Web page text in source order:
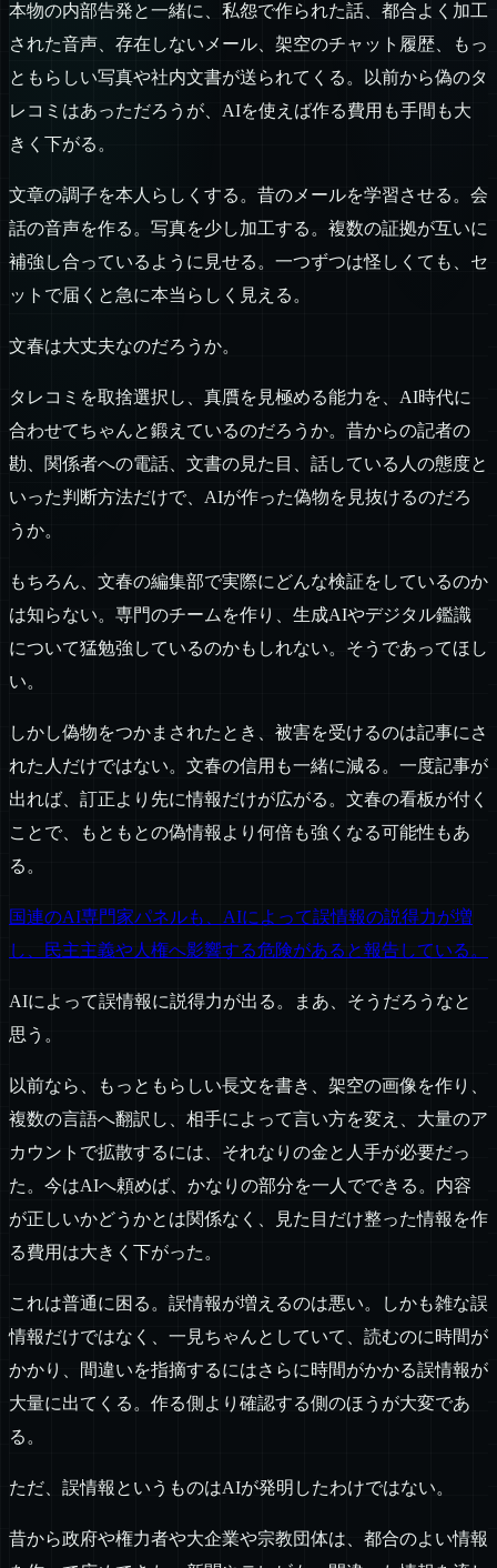
本物の内部告発と一緒に、私怨で作られた話、都合よく加工
された音声、存在しないメール、架空のチャット履歴、もっ
ともらしい写真や社内文書が送られてくる。以前から偽のタ
レコミはあっただろうが、AIを使えば作る費用も手間も大
きく下がる。
文章の調子を本人らしくする。昔のメールを学習させる。会
話の音声を作る。写真を少し加工する。複数の証拠が互いに
補強し合っているように見せる。一つずつは怪しくても、セ
ットで届くと急に本当らしく見える。
文春は大丈夫なのだろうか。
タレコミを取捨選択し、真贋を見極める能力を、AI時代に
合わせてちゃんと鍛えているのだろうか。昔からの記者の
勘、関係者への電話、文書の見た目、話している人の態度と
いった判断方法だけで、AIが作った偽物を見抜けるのだろ
うか。
もちろん、文春の編集部で実際にどんな検証をしているのか
は知らない。専門のチームを作り、生成AIやデジタル鑑識
について猛勉強しているのかもしれない。そうであってほし
い。
しかし偽物をつかまされたとき、被害を受けるのは記事にさ
れた人だけではない。文春の信用も一緒に減る。一度記事が
出れば、訂正より先に情報だけが広がる。文春の看板が付く
ことで、もともとの偽情報より何倍も強くなる可能性もあ
る。
国連のAI専門家パネルも、AIによって誤情報の説得力が増
し、民主主義や人権へ影響する危険があると報告している。
AIによって誤情報に説得力が出る。まあ、そうだろうなと
思う。
以前なら、もっともらしい長文を書き、架空の画像を作り、
複数の言語へ翻訳し、相手によって言い方を変え、大量のア
カウントで拡散するには、それなりの金と人手が必要だっ
た。今はAIへ頼めば、かなりの部分を一人でできる。内容
が正しいかどうかとは関係なく、見た目だけ整った情報を作
る費用は大きく下がった。
これは普通に困る。誤情報が増えるのは悪い。しかも雑な誤
情報だけではなく、一見ちゃんとしていて、読むのに時間が
かかり、間違いを指摘するにはさらに時間がかかる誤情報が
大量に出てくる。作る側より確認する側のほうが大変であ
る。
ただ、誤情報というものはAIが発明したわけではない。
昔から政府や権力者や大企業や宗教団体は、都合のよい情報